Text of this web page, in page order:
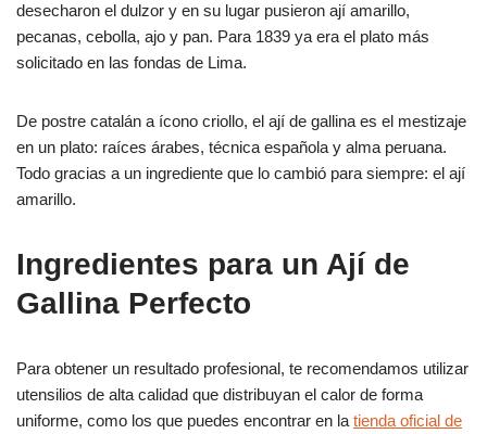
desecharon el dulzor y en su lugar pusieron ají amarillo,
pecanas, cebolla, ajo y pan. Para 1839 ya era el plato más
solicitado en las fondas de Lima.
De postre catalán a ícono criollo, el ají de gallina es el mestizaje
en un plato: raíces árabes, técnica española y alma peruana.
Todo gracias a un ingrediente que lo cambió para siempre: el ají
amarillo.
Ingredientes para un Ají de
Gallina Perfecto
Para obtener un resultado profesional, te recomendamos utilizar
utensilios de alta calidad que distribuyan el calor de forma
uniforme, como los que puedes encontrar en la tienda oficial de